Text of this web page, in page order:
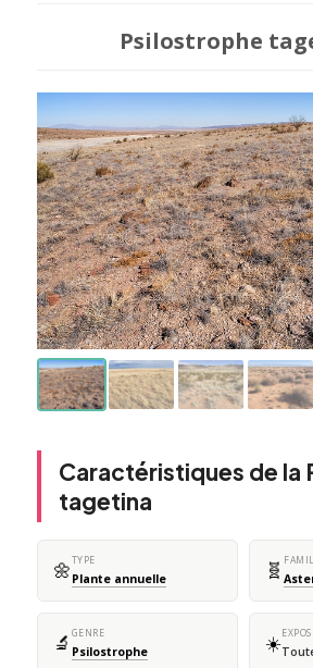
Psilostrophe
Caractéristiques de la
tagetina
🌼TYPE
Plante annuelle 🧬
🔬 GENRE
Psilostrophe ☀️